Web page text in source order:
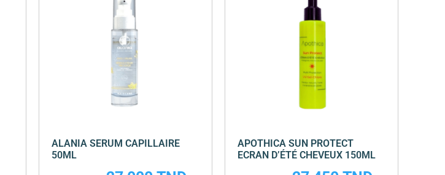
APOTHICA SUN PROTECT
ECRAN D’ÉTÉ CHEVEUX 150ML
ALANIA SERUM CAPILLAIRE
50ML